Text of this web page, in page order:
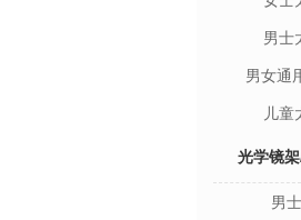
男士
男女通
儿童
光学镜
男